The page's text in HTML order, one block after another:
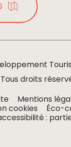
Tous droits
Mentions
cookies
Éco-
: